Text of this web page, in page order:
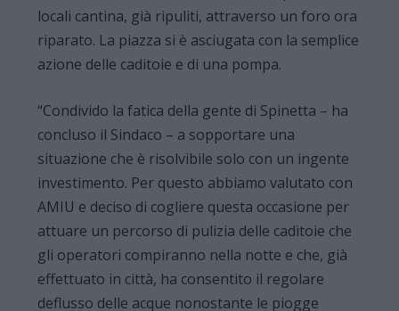
locali cantina, già ripuliti, attraverso un foro ora
riparato. La piazza si è asciugata con la semplice
azione delle caditoie e di una pompa.
“Condivido la fatica della gente di Spinetta – ha
concluso il Sindaco – a sopportare una
situazione che è risolvibile solo con un ingente
investimento. Per questo abbiamo valutato con
AMIU e deciso di cogliere questa occasione per
attuare un percorso di pulizia delle caditoie che
gli operatori compiranno nella notte e che, già
effettuato in città, ha consentito il regolare
deflusso delle acque nonostante le piogge